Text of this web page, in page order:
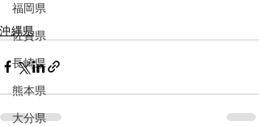
福岡県
佐賀県
長崎県
熊本県
大分県
沖縄県